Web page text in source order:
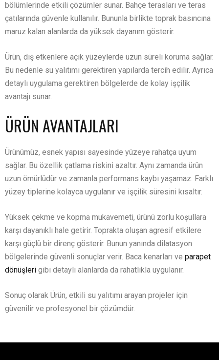
bölümlerinde etkili çözümler sunar. Bahçe terasları ve teras
çatılarında güvenle kullanılır. Bununla birlikte toprak basıncına
maruz kalan alanlarda da yüksek dayanım gösterir.
Ürün, dış etkenlere açık yüzeylerde uzun süreli koruma sağlar.
Bu nedenle su yalıtımı gerektiren yapılarda tercih edilir. Ayrıca
detaylı uygulama gerektiren bölgelerde de kolay işçilik
avantajı sunar.
ÜRÜN AVANTAJLARI
Ürünümüz, esnek yapısı sayesinde yüzeye rahatça uyum
sağlar. Bu özellik çatlama riskini azaltır. Aynı zamanda ürün
uzun ömürlüdür ve zamanla performans kaybı yaşamaz. Farklı
yüzey tiplerine kolayca uygulanır ve işçilik süresini kısaltır.
Yüksek çekme ve kopma mukavemeti, ürünü zorlu koşullara
karşı dayanıklı hale getirir. Toprakta oluşan agresif etkilere
karşı güçlü bir direnç gösterir. Bunun yanında dilatasyon
bölgelerinde güvenli sonuçlar verir. Baca kenarları ve parapet
dönüşleri gibi detaylı alanlarda da rahatlıkla uygulanır.
Sonuç olarak Ürün, etkili su yalıtımı arayan projeler için
güvenilir ve profesyonel bir çözümdür.